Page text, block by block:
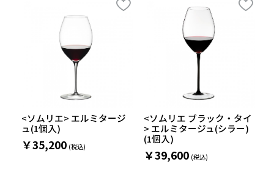
<ソムリエ> エルミタージ
ュ(1個入)
￥35,200
<ソムリエ ブラック・タイ
> エルミタージュ(シラー)
(1個入)
￥39,600